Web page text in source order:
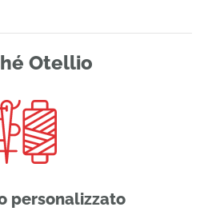
Otellio
personalizzato